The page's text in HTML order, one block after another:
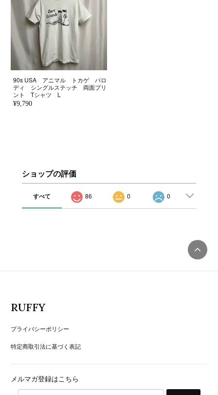
90s USA アニマル トカゲ パロ
ディ シングルステッチ 両面プリ
ント Tシャツ L
¥9,790
ショップの評価
すべて 86 0 0
RUFFY
プライバシーポリシー
特定商取引法に基づく表記
メルマガ登録はこちら